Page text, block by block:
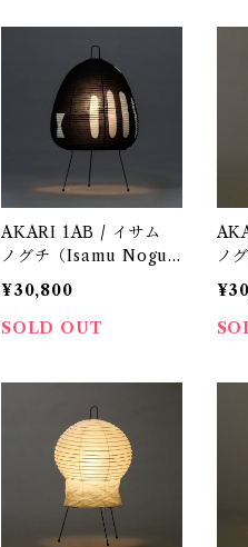
AKARI 1AB / イサム
ノグチ（Isamu Noguc
hi) / オゼキ（尾関）/ 7
5005
¥30,800
SOLD OUT
ノ
hi) /